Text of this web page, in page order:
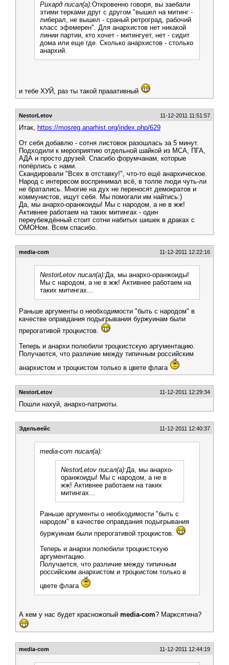
Рихард писал(а):Откровенно говоря, вы заебали
этими терками друг с другом "вышел на митинг -
либерал, не вышел - сраный ретроград, рабочий
класс эфемерен". Для анархистов нет никакой
линии партии, кто хочет - митингует, нет - сидит
дома или еще где. Сколько анархистов - столько
анархий.
и тебе ХУЙ, раз ты такой прааативный
NestorLetov 11-12-2011 11:51:57
Итак, https://mosreg.anarhist.org/index.php/629
От себя добавлю - сотня листовок разошлась за 5 минут.
Подходили к мероприятию отдельной шайкой из МСА, ПГА,
АДА и просто друзей. Спасибо форумчанам, которые
попёрлись с нами.
Скандировали "Всех в отставку!", что-то ещё анархическое.
Народ с интересом воспринимал всё, в толпе люди чуть-ли
не братались. Многие на дух не переносят демократов и
коммунистов, ищут себя. Мы помогали им найтись:)
Да, мы анархо-оранжоиды! Мы с народом, а не в жж!
Активнее работаем на таких митингах - один
переубеждённый стоит сотни набитых шишек в драках с
ОМОНом. Всем спасибо.
media-com 11-12-2011 12:22:16
NestorLetov писал(а):Да, мы анархо-оранжоиды!
Мы с народом, а не в жж! Активнее работаем на
таких митингах...
Раньше аргументы о необходимости "быть с народом" в
качестве оправдания подыгрывания буржуинам были
прерогативой троцкистов.
Теперь и анархи полюбили троцкистскую аргументацию.
Получается, что различие между типичным российским
анархистом и троцкистом только в цвете флага
NestorLetov 11-12-2011 12:29:34
Пошли нахуй, анархо-патриоты.
Эдельвейс 11-12-2011 12:40:37
media-com писал(а):
NestorLetov писал(а):Да, мы анархо-
оранжоиды! Мы с народом, а не в
жж! Активнее работаем на таких
митингах...
Раньше аргументы о необходимости "быть с
народом" в качестве оправдания подыгрывания
буржуинам были прерогативой троцкистов.
Теперь и анархи полюбили троцкистскую
аргументацию.
Получается, что различие между типичным
российским анархистом и троцкистом только в
цвете флага
А кем у нас будет красножопый media-com? Марксятина?
media-com 11-12-2011 12:44:19